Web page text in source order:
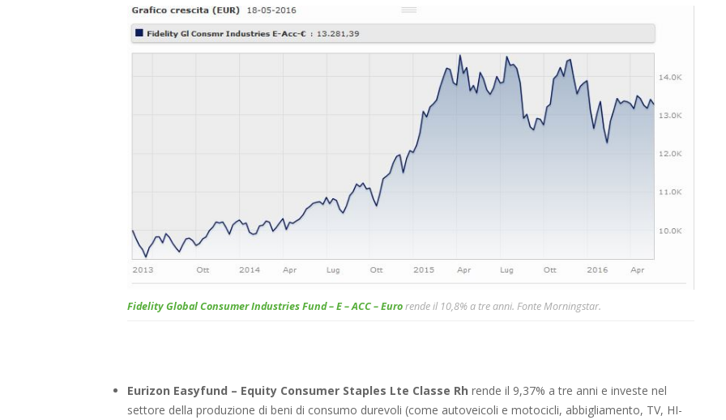
Fidelity Global Consumer Industries Fund – E – ACC – Eurorende il 10,8% a tre anni. Fonte Morningstar.
Eurizon Easyfund – Equity Consumer Staples Lte Classe Rh rende il 9,37% a tre anni e investe nel
settore della produzione di beni di consumo durevoli (come autoveicoli e motocicli, abbigliamento, TV, HI-